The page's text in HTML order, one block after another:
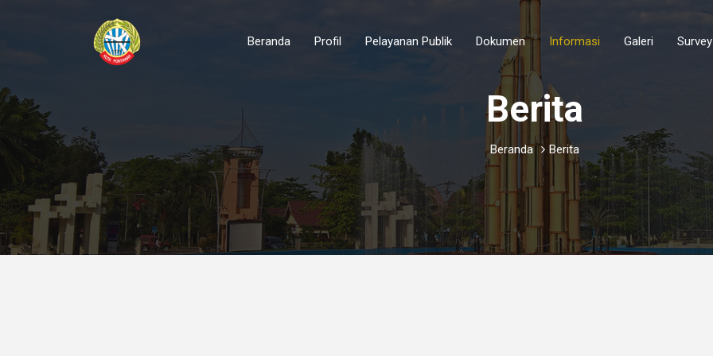
Beranda Profil Pelayanan Publik Dokumen Informasi Galeri
Berita
Beranda Berita